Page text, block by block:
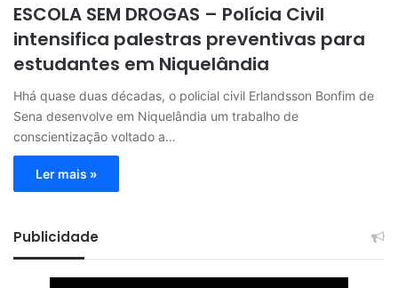
ESCOLA SEM DROGAS – Polícia Civil
intensifica palestras preventivas para
estudantes em Niquelândia
Hhá quase duas décadas, o policial civil Erlandsson Bonfim de
Sena desenvolve em Niquelândia um trabalho de
conscientização voltado a…
Ler mais »
Publicidade